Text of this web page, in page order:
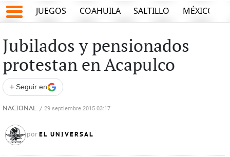
JUEGOS COAHUILA SALTILLO MÉXICO
Jubilados y pensionados
protestan en Acapulco
+ Seguir en
NACIONAL / 29 septiembre 2015 03:17
por EL UNIVERSAL